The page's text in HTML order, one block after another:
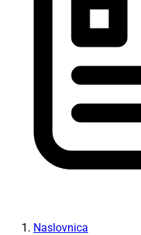
Naslovnica